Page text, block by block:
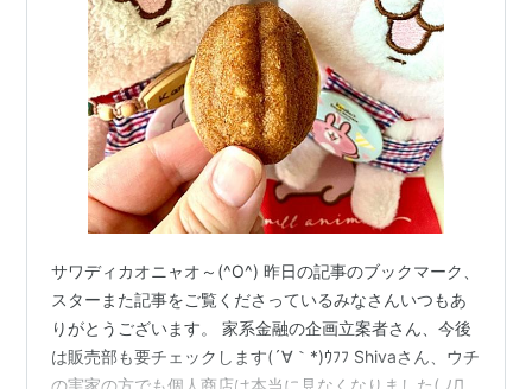
サワディカオニャオ～(^O^) 昨日の記事のブックマーク、
スターまた記事をご覧くださっているみなさんいつもあ
りがとうございます。 家系金融の企画立案者さん、今後
は販売部も要チェックします(´∀｀*)ｳﾌﾌ Shivaさん、ウチ